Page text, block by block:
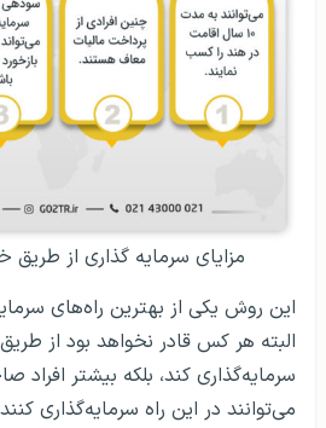
مزایای سرمایه گذاری از طریق
این روش یکی از بهترین راه‌های
البته هر کس قادر نخواهد بود از
سرمایه‌گذاری کند، بلکه بیشتر
می‌توانند در این راه سرمایه‌گذاری